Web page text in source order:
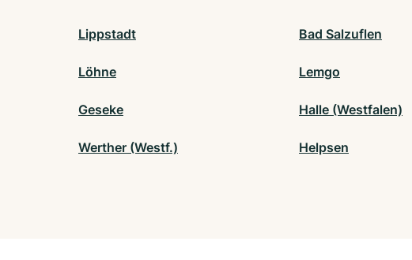
Lippstadt Bad Salzuflen
Löhne Lemgo
Geseke Halle (Westfalen)
Werther (Westf.) Helpsen